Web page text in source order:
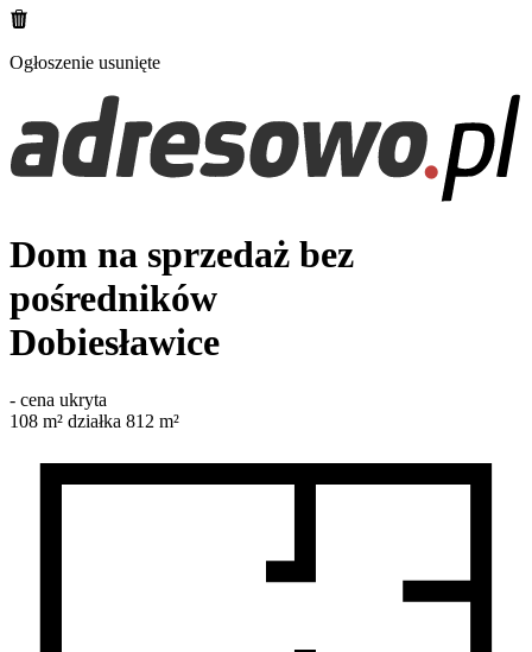
Ogłoszenie usunięte
Dom na sprzedaż bez
pośredników
Dobiesławice
- cena ukryta
108 m² działka 812 m²